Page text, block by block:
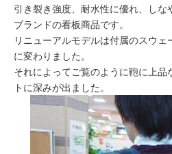
引き裂き強度、耐水性に優れ、し
ブランドの看板商品です。
リニューアルモデルは付属のスウ
に変わりました。
それによってご覧のように鞄に上
トに深みが出ました。